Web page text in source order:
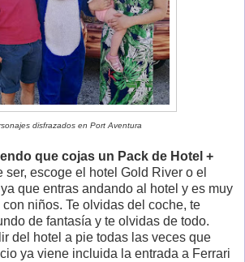
disfrazados en Port Aventura
que cojas un Pack de Hotel +
ser, escoge el hotel Gold River o el
que entras andando al hotel y es muy
niños. Te olvidas del coche, te
de fantasía y te olvidas de todo.
del hotel a pie todas las veces que
ya viene incluida la entrada a Ferrari